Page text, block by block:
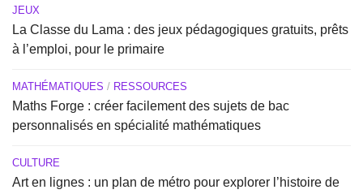
JEUX
La Classe du Lama : des jeux pédagogiques gratuits, prêts
à l’emploi, pour le primaire
MATHÉMATIQUES / RESSOURCES
Maths Forge : créer facilement des sujets de bac
personnalisés en spécialité mathématiques
CULTURE
Art en lignes : un plan de métro pour explorer l’histoire de